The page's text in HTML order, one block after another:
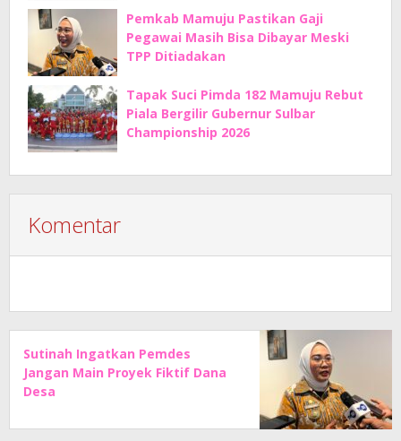
Pemkab Mamuju Pastikan Gaji
Pegawai Masih Bisa Dibayar Meski
TPP Ditiadakan
Tapak Suci Pimda 182 Mamuju Rebut
Piala Bergilir Gubernur Sulbar
Championship 2026
Komentar
Sutinah Ingatkan Pemdes
Jangan Main Proyek Fiktif Dana
Desa